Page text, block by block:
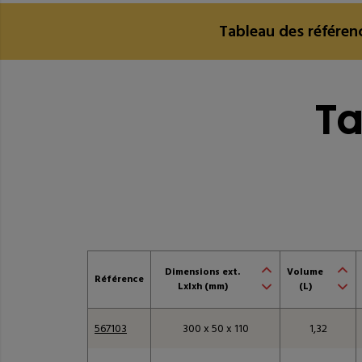
Tableau des
Référence
Dimensions ext.
Lxlxh (mm)
Volume
(L)
567103 300 x 50 x 110 1,32